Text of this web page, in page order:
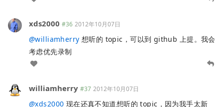
xds2000 #36 2012年10月07日
@williamherry 想听的 topic，可以到 github 上提。我会
考虑优先录制
williamherry #37 2012年10月07日
@xds2000 现在还真不知道想听的 topic，因为我手太新